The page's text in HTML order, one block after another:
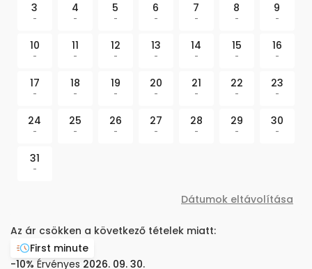
3
-
4
-
5
-
6
-
7
-
8
-
9
-
10
-
11
-
12
-
13
-
14
-
15
-
16
-
17
-
18
-
19
-
20
-
21
-
22
-
23
-
24
-
25
-
26
-
27
-
28
-
29
-
30
-
31
-
Dátumok eltávolítása
Az ár csökken a következő tételek miatt:
First minute
-10% Érvényes 2026. 09. 30.